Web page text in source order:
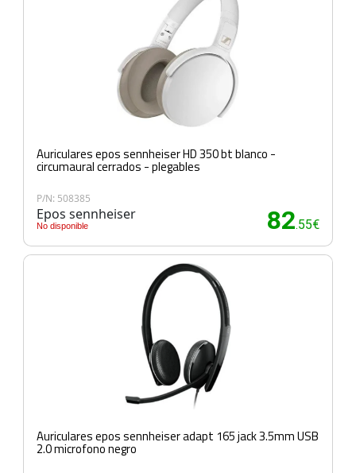
Auriculares epos sennheiser HD 350 bt blanco -
circumaural cerrados - plegables
P/N: 508385
Epos sennheiser
No disponible 82.55€
Auriculares epos sennheiser adapt 165 jack 3.5mm USB
2.0 microfono negro